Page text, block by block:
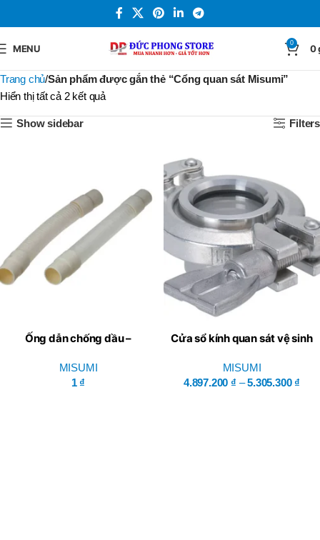
MENU 0 0
Trang chủ Sản phẩm được gắn thẻ “Cổng quan sát Misumi”
Hiển thị tất cả 2 kết quả
Show sidebar Filters
Ống dẫn chống dầu –
MISUMI
1 ₫
Cửa sổ kính quan sát vệ sinh
MISUMI
4.897.200 ₫ – 5.305.300 ₫